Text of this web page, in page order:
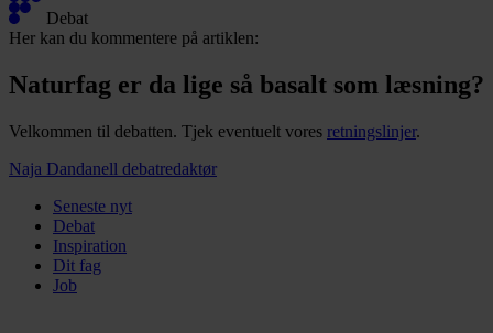
Debat
Her kan du kommentere på artiklen:
Naturfag er da lige så basalt som læsning?
Velkommen til debatten. Tjek eventuelt vores retningslinjer.
Naja Dandanell debatredaktør
Seneste nyt
Debat
Inspiration
Dit fag
Job